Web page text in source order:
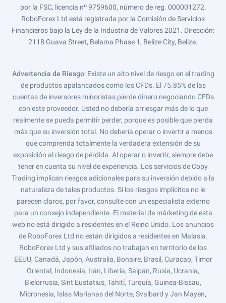
por la FSC, licencia nº 9759600, número de reg. 000001272.
RoboForex Ltd está registrada por la Comisión de Servicios
Financieros bajo la Ley de la Industria de Valores 2021. Dirección:
2118 Guava Street, Belama Phase 1, Belize City, Belize.
Advertencia de Riesgo: Existe un alto nivel de riesgo en el trading
de productos apalancados como los CFDs. El 75.85% de las
cuentas de inversores minoristas pierde dinero negociando CFDs
con este proveedor. Usted no debería arriesgar más de lo que
realmente se pueda permitir perder, porque es posible que pierda
más que su inversión total. No debería operar o invertir a menos
que comprenda totalmente la verdadera extensión de su
exposición al riesgo de pérdida. Al operar o invertir, siempre debe
tener en cuenta su nivel de experiencia. Los servicios de Copy
Trading implican riesgos adicionales para su inversión debido a la
naturaleza de tales productos. Si los riesgos implícitos no le
parecen claros, por favor, consulte con un especialista externo
para un consejo independiente. El material de márketing de esta
web no está dirigido a residentes en el Reino Unido. Los anuncios
de RoboForex Ltd no están dirigidos a residentes en Malasia.
RoboForex Ltd y sus afiliados no trabajan en territorio de los
EEUU, Canadá, Japón, Australia, Bonaire, Brasil, Curaçao, Timor
Oriental, Indonesia, Irán, Liberia, Saipán, Rusia, Ucrania,
Bielorrusia, Sint Eustatius, Tahití, Turquía, Guinea-Bissau,
Micronesia, Islas Marianas del Norte, Svalbard y Jan Mayen,